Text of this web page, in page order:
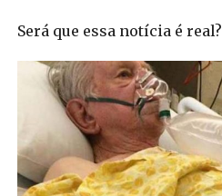
Será que essa notícia é real?